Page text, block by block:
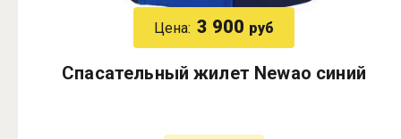
Цена: 3 900 руб
Спасательный жилет Newao синий